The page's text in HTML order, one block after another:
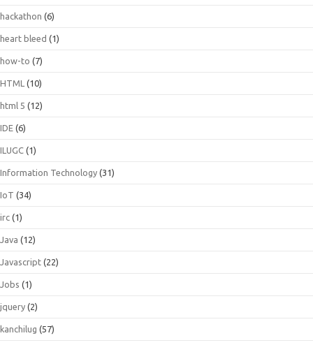
hackathon (6)
heart bleed (1)
how-to (7)
HTML (10)
html 5 (12)
IDE (6)
ILUGC (1)
Information Technology (31)
IoT (34)
irc (1)
Java (12)
Javascript (22)
Jobs (1)
jquery (2)
kanchilug (57)